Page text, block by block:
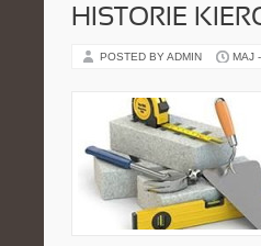
HISTORIE
POSTED BY ADMIN MAJ